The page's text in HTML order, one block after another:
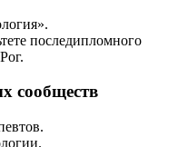
последипломного
сообществ